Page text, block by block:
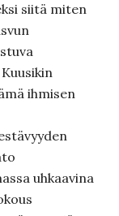
siitä miten
ihmisen
uhkaavina